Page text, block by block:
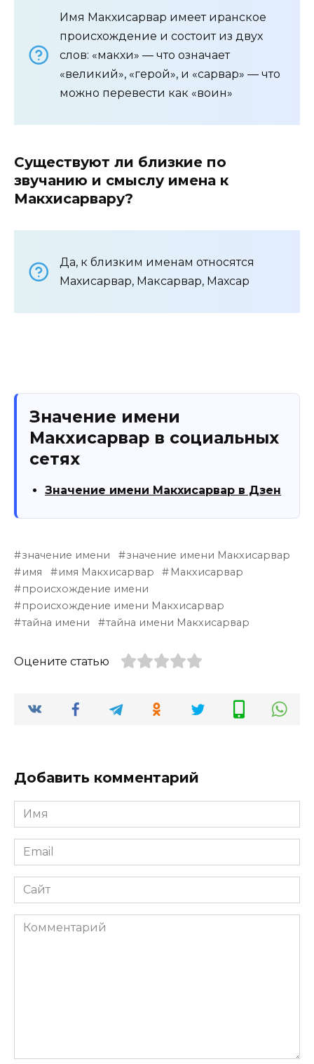
Имя Макхисарвар имеет иранское
происхождение и состоит из двух
слов: «макхи» — что означает
«великий», «герой», и «сарвар» — что
можно перевести как «воин»
Существуют ли близкие по
звучанию и смыслу имена к
Макхисарвару?
Да, к близким именам относятся
Махисарвар, Максарвар, Махсар
Значение имени
Макхисарвар в социальных
сетях
Значение имени Макхисарвар в Дзен
значение имени
значение имени Макхисарвар
имя
имя Макхисарвар
Макхисарвар
происхождение имени
происхождение имени Макхисарвар
тайна имени
тайна имени Макхисарвар
Оцените статью
Добавить комментарий
Имя
*
Email
*
Сайт
Комментарий